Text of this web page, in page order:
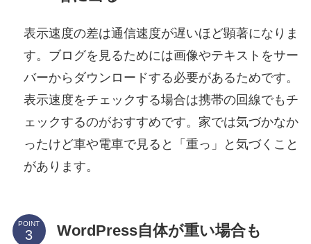
表示速度の差は通信速度が遅いほど顕著になりま
す。ブログを見るためには画像やテキストをサー
バーからダウンロードする必要があるためです。
表示速度をチェックする場合は携帯の回線でもチ
ェックするのがおすすめです。家では気づかなか
ったけど車や電車で見ると「重っ」と気づくこと
があります。
POINT WordPress自体が重い場合も